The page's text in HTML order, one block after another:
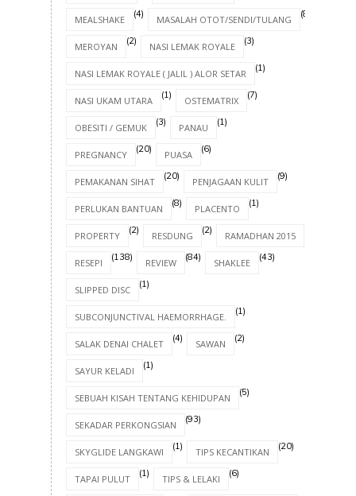
MEALSHAKE (4) MASALAH OTOT/SENDI/TULANG (8)
MEROYAN (2) NASI LEMAK ROYALE (3)
NASI LEMAK ROYALE ( JALIL ) ALOR SETAR (1)
NASI UKAM UTARA (1) OSTEMATRIX (7)
OBESITI / GEMUK (3) PANAU (1)
PREGNANCY (20) PUASA (6)
PEMAKANAN SIHAT (20) PENJAGAAN KULIT (9)
PERLUKAN BANTUAN (8) PLACENTO (1)
PROPERTY (2) RESDUNG (2) RAMADHAN 2015
RESEPI (138) REVIEW (84) SHAKLEE (43)
SLIPPED DISC (1)
SUBCONJUNCTIVAL HAEMORRHAGE. (1)
SALAK DENAI CHALET (4) SAWAN (2)
SAYUR KELADI (1)
SEBUAH KISAH TENTANG KEHIDUPAN (5)
SEKADAR PERKONGSIAN (93)
SKYGLIDE LANGKAWI (1) TIPS KECANTIKAN (20)
TAPAI PULUT (1) TIPS & LELAKI (6)